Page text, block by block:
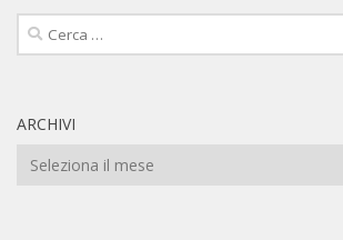
Ricerca
per:
ARCHIVI
Archivi